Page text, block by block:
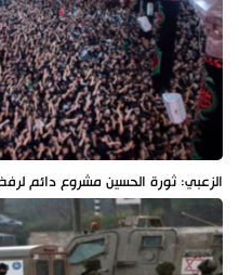
الزعبي: ثورة الحسين مشروع دائم